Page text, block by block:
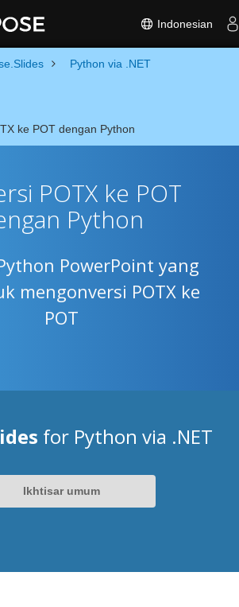
Indonesian
Python via .NET
ke POT dengan Python
POTX ke POT
Python
PowerPoint yang
mengonversi POTX ke
POT
for Python via .NET
Ikhtisar umum